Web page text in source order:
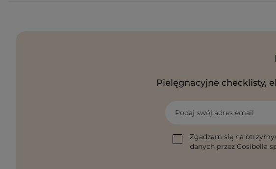
Pielęgnacyjne checklisty,
Podaj swój adres email
Zgadzam się na
danych przez Cosibella